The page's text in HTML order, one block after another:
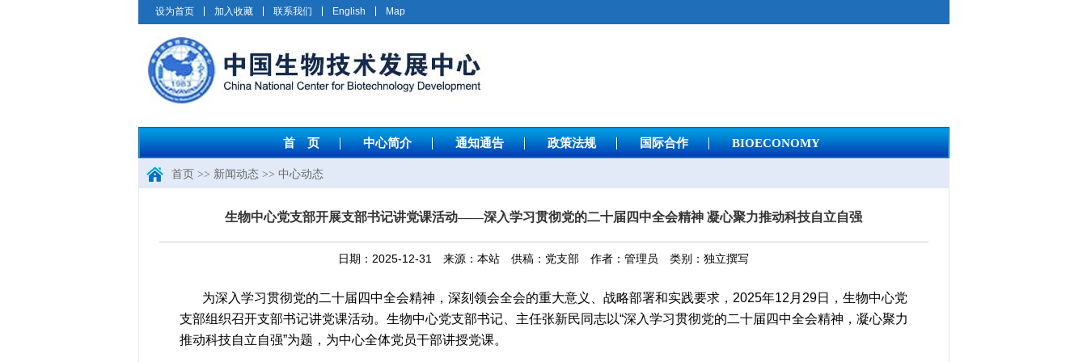
设为首页 加入收藏 联系我们 English Map
首 页 中心简介 通知通告 政策法规 国际合作 BIOECONOMY
首页 >> 新闻动态>> 中心动态
生物中心党支部开展支部书记讲党课活动——深入学习贯彻党的二十届四中全会精神 凝心聚力推动科技自立自强
日期：2025-12-31 来源：本站 供稿：党支部 作者：管理员 类别：独立撰写
为深入学习贯彻党的二十届四中全会精神，深刻领会全会的重大意义、战略部署和实践要求，2025年12月29日，生物中心党
支部组织召开支部书记讲党课活动。生物中心党支部书记、主任张新民同志以“深入学习贯彻党的二十届四中全会精神，凝心聚力
推动科技自立自强”为题，为中心全体党员干部讲授党课。